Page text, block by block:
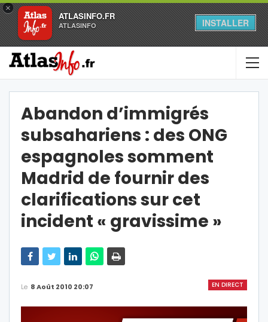
×
ATLASINFO.FR
ATLASINFO INSTALLER
Abandon d’immigrés
subsahariens : des ONG
espagnoles somment
Madrid de fournir des
clarifications sur cet
incident « gravissime »
EN DIRECT
Le 8 Août 2010 20:07